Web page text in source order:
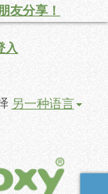
入
另一种语言
友分享！